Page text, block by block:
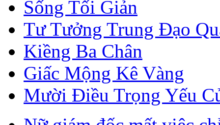
Sống Tối Giản
Tư Tưởng Trung Đạo
Kiềng Ba Chân
Giấc Mộng Kê Vàng
Mười Điều Trọng Yếu